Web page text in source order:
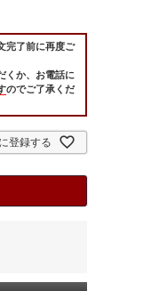
完了前に再度ご
くか、お電話に
のでご了承くだ
登録する